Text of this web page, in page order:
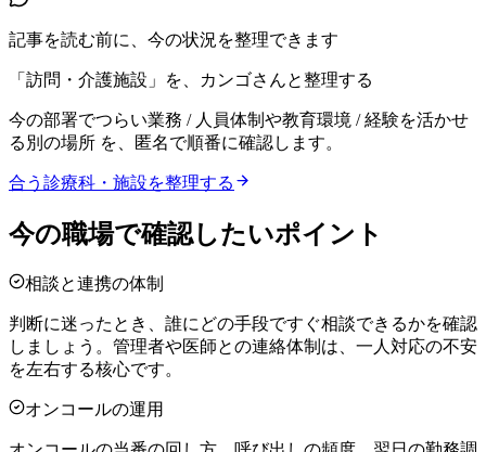
記事を読む前に、今の状況を整理できます
「訪問・介護施設」を、カンゴさんと整理する
今の部署でつらい業務 / 人員体制や教育環境 / 経験を活かせ
る別の場所 を、匿名で順番に確認します。
合う診療科・施設を整理する
今の職場で確認したいポイント
相談と連携の体制
判断に迷ったとき、誰にどの手段ですぐ相談できるかを確認
しましょう。管理者や医師との連絡体制は、一人対応の不安
を左右する核心です。
オンコールの運用